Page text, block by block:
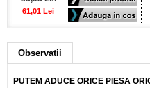
61,01 Lei
Observatii
PUTEM ADUCE ORICE PIESA